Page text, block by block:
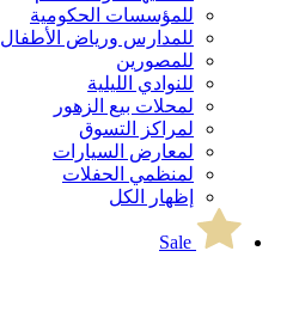
للمؤسسات الحكومية
للمدارس ورياض الأطفال
للمصورين
للنوادي الليلية
لمحلات بيع الزهور
لمراكز التسوق
لمعارض السيارات
لمنظمي الحفلات
إظهار الكل